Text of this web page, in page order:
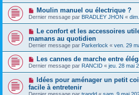
Moulin manuel ou électrique ?
Dernier message par BRADLEY JHON «
Le confort et les accessoires
mamans au quotidien
Dernier message par Parkerlock « ven. 29
Les cannes de marche entre
Dernier message par RANCID « jeu. 28 mai
Idées pour aménager un petit
facile à entretenir